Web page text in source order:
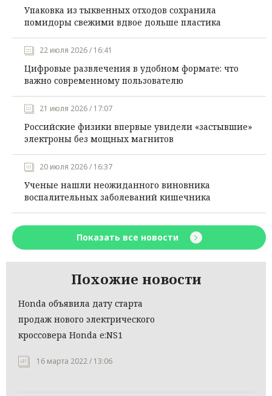
Упаковка из тыквенных отходов сохранила
помидоры свежими вдвое дольше пластика
22 июля 2026 / 16:41
Цифровые развлечения в удобном формате: что
важно современному пользователю
21 июля 2026 / 17:07
Российские физики впервые увидели «застывшие»
электроны без мощных магнитов
20 июля 2026 / 16:37
Ученые нашли неожиданного виновника
воспалительных заболеваний кишечника
Показать все новости
Похожие новости
Honda объявила дату старта
продаж нового электрического
кроссовера Honda e:NS1
16 марта 2022 / 13:06